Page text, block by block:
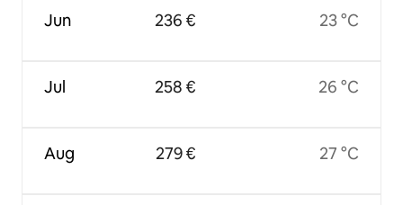
Jun
Jul
Aug
236 €
258 €
279 €
23 °C
26 °C
27 °C